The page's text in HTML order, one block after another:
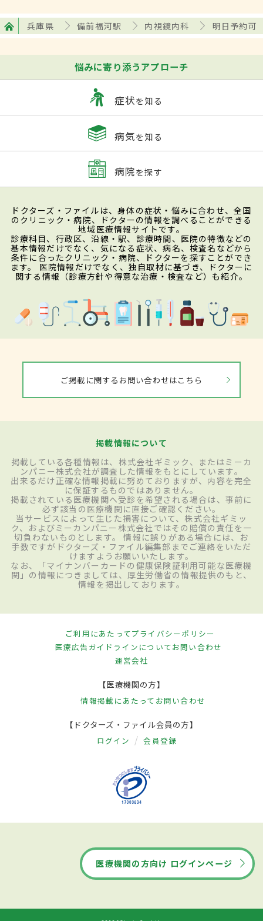
兵庫県 備前福河駅 内視鏡内科 明日予約可
悩みに寄り添うアプローチ
症状を知る
病気を知る
病院を探す
ドクターズ・ファイルは、身体の症状・悩みに合わせ、全国
のクリニック・病院、ドクターの情報を調べることができる
地域医療情報サイトです。
診療科目、行政区、沿線・駅、診療時間、医院の特徴などの
基本情報だけでなく、気になる症状、病名、検査名などから
条件に合ったクリニック・病院、ドクターを探すことができ
ます。 医院情報だけでなく、独自取材に基づき、ドクターに
関する情報（診療方針や得意な治療・検査など）も紹介。
ご掲載に関するお問い合わせはこちら
掲載情報について
掲載している各種情報は、株式会社ギミック、またはミーカ
ンパニー株式会社が調査した情報をもとにしています。
出来るだけ正確な情報掲載に努めておりますが、内容を完全
に保証するものではありません。
掲載されている医療機関へ受診を希望される場合は、事前に
必ず該当の医療機関に直接ご確認ください。
当サービスによって生じた損害について、株式会社ギミッ
ク、およびミーカンパニー株式会社ではその賠償の責任を一
切負わないものとします。 情報に誤りがある場合には、お
手数ですがドクターズ・ファイル編集部までご連絡をいただ
けますようお願いいたします。
なお、「マイナンバーカードの健康保険証利用可能な医療機
関」の情報につきましては、厚生労働省の情報提供のもと、
情報を掲出しております。
ご利用にあたってプライバシーポリシー
医療広告ガイドラインについてお問い合わせ
運営会社
【医療機関の方】
情報掲載にあたって お問い合わせ
【ドクターズ・ファイル会員の方】
ログイン 会員登録
医療機関の方向け ログインページ